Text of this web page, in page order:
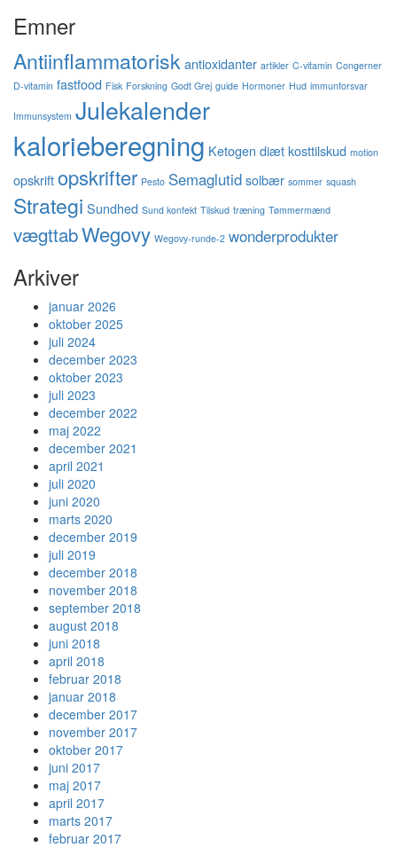
Emner
Antiinflammatoriskantioxidanter artikler C-vitamin Congerner
D-vitamin fastfood Fisk Forskning Godt Grej guide Hormoner Hud immunforsvar
Immunsystem Julekalender
kalorieberegning Ketogen diætkosttilskud motion
opskriftopskrifter Pesto Semaglutidsolbær sommer squash
Strategi Sundhed Sund konfekt Tilskud træning Tømmermænd
vægttabWegovy Wegovy-runde-2 wonderprodukter
Arkiver
januar 2026
oktober 2025
juli 2024
december 2023
oktober 2023
juli 2023
december 2022
maj 2022
december 2021
april 2021
juli 2020
juni 2020
marts 2020
december 2019
juli 2019
december 2018
november 2018
september 2018
august 2018
juni 2018
april 2018
februar 2018
januar 2018
december 2017
november 2017
oktober 2017
juni 2017
maj 2017
april 2017
marts 2017
februar 2017